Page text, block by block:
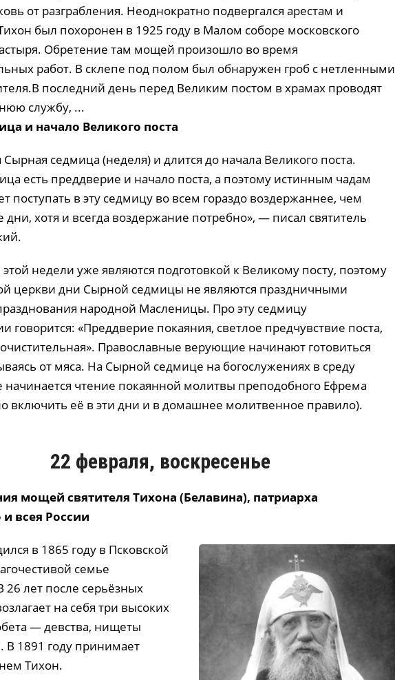
от разграбления. Неоднократно подвергался арестам и
был похоронен в 1925 году в Малом соборе московского
Обретение там мощей произошло во время
работ. В склепе под полом был обнаружен гроб с нетленными
последний день перед Великим постом в храмах проводят
службу, ...
и начало Великого поста
седмица (неделя) и длится до начала Великого поста.
есть преддверие и начало поста, а поэтому истинным чадам
поступать в эту седмицу во всем гораздо воздержаннее, чем
хотя и всегда воздержание потребно», — писал святитель
недели уже являются подготовкой к Великому посту, поэтому
церкви дни Сырной седмицы не являются праздничными
народной Масленицы. Про эту седмицу
говорится: «Преддверие покаяния, светлое предчувствие поста,
Православные верующие начинают готовиться
от мяса. На Сырной седмице на богослужениях в среду
начинается чтение покаянной молитвы преподобного Ефрема
включить её в эти дни и в домашнее молитвенное правило).
22 февраля, воскресенье
мощей святителя Тихона (Белавина), патриарха
всея России
в 1865 году в Псковской
семье
26 лет после серьёзных
на себя три высоких
— девства, нищеты
В 1891 году принимает
Тихон.